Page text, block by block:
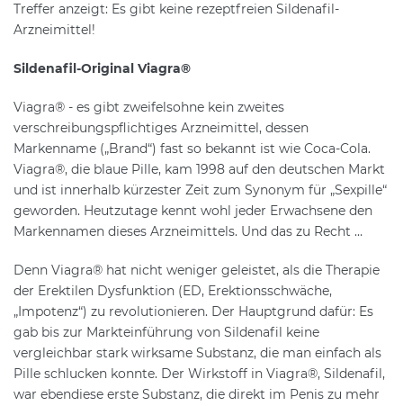
Treffer anzeigt: Es gibt keine rezeptfreien Sildenafil-
Arzneimittel!
Sildenafil-Original Viagra®
Viagra® - es gibt zweifelsohne kein zweites
verschreibungspflichtiges Arzneimittel, dessen
Markenname („Brand“) fast so bekannt ist wie Coca-Cola.
Viagra®, die blaue Pille, kam 1998 auf den deutschen Markt
und ist innerhalb kürzester Zeit zum Synonym für „Sexpille“
geworden. Heutzutage kennt wohl jeder Erwachsene den
Markennamen dieses Arzneimittels. Und das zu Recht …
Denn Viagra® hat nicht weniger geleistet, als die Therapie
der Erektilen Dysfunktion (ED, Erektionsschwäche,
„Impotenz“) zu revolutionieren. Der Hauptgrund dafür: Es
gab bis zur Markteinführung von Sildenafil keine
vergleichbar stark wirksame Substanz, die man einfach als
Pille schlucken konnte. Der Wirkstoff in Viagra®, Sildenafil,
war ebendiese erste Substanz, die direkt im Penis zu mehr